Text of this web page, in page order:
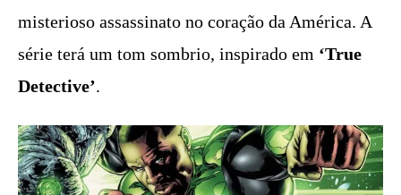
misterioso assassinato no coração da América. A
série terá um tom sombrio, inspirado em ‘True
Detective’.